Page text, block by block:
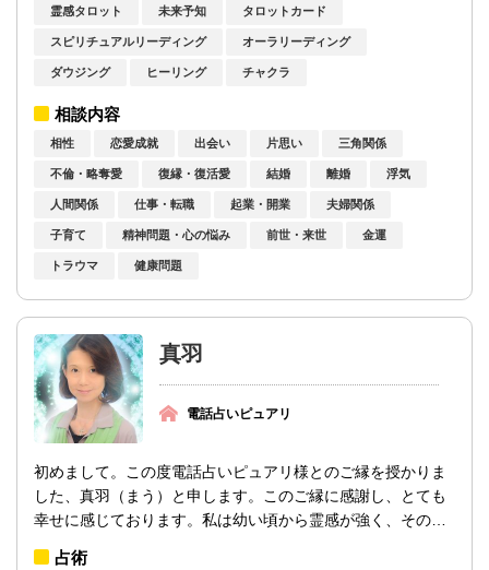
霊感タロット 未来予知 タロットカード
スピリチュアルリーディング オーラリーディング
ダウジング ヒーリング チャクラ
相談内容
相性 恋愛成就 出会い 片思い 三角関係
不倫・略奪愛 復縁・復活愛 結婚 離婚 浮気
人間関係 仕事・転職 起業・開業 夫婦関係
子育て 精神問題・心の悩み 前世・来世 金運
トラウマ 健康問題
真羽
電話占いピュアリ
初めまして。この度電話占いピュアリ様とのご縁を授かりま
した、真羽（まう）と申します。このご縁に感謝し、とても
幸せに感じております。私は幼い頃から霊感が強く、そのた
占術